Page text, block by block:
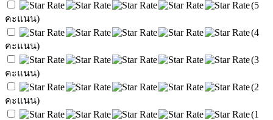
(5
คะแนน)
(4
คะแนน)
(3
คะแนน)
(2
คะแนน)
(1